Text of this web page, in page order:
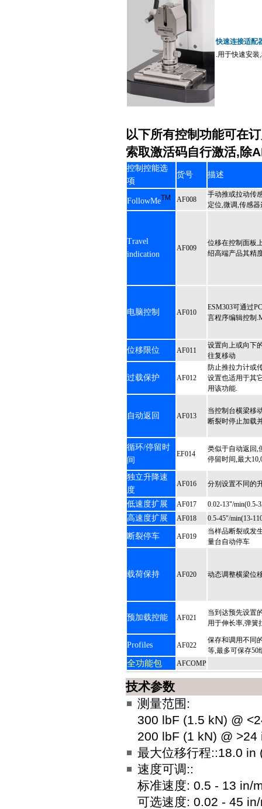
快速连接适配
.用于快速安
以下所有控制功能可在
索取激活码自行激活,除
控制控能选
项
货号 描述
FollowMeTM AF008
手动推或拉动传
定位,微调,传感
Travel
indication
AF009
位移在控制面板
绍高端产品其精
电脑控制 AF010
ESM303可通过
言程序编辑控制
位移限位 AF011
设置向上或向下
往复移动
过载保护 AF012
防止推拉力计或
设置也适用于其
用该功能.
自动返回 AF013
当控制台横梁移
断裂时停止加载
循环/停留时
间
EF014
类似于自动返回,
停留时间,最大
独立升降速
度
AF016 分别设置不同的
低速度扩展 AF017 0.02-13"/min(0.5-
高速度扩展 AF018 0.5-45"/min(13-
断裂停车 AF019
当样品断裂或发
量台自动停车
载荷保持 AF020 动态调整横梁位
预加载控能 AF021
当到达预先设置
用于伸长率,弹簧
Profiles AF022
保存和调用不同
等,最多可保存50
全功能包 AFCOMP
技术参数
测量范围:
300 lbF (1.5 kN) @
200 lbF (1 kN) @
最大位移行程::18.0 in
速度可调::
标准速度: 0.5 - 13 in/
可选速度: 0.02 - 45